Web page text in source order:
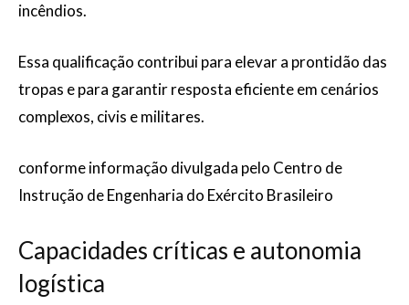
incêndios.
Essa qualificação contribui para elevar a prontidão das
tropas e para garantir resposta eficiente em cenários
complexos, civis e militares.
conforme informação divulgada pelo Centro de
Instrução de Engenharia do Exército Brasileiro
Capacidades críticas e autonomia
logística